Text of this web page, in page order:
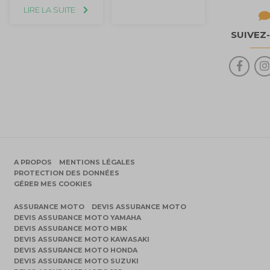
LIRE LA SUITE
A PROPOS
MENTIONS LÉGALES
PROTECTION DES DONNÉES
GÉRER MES COOKIES
ASSURANCE MOTO
DEVIS ASSURANCE MOTO
DEVIS ASSURANCE MOTO YAMAHA
DEVIS ASSURANCE MOTO MBK
DEVIS ASSURANCE MOTO KAWASAKI
DEVIS ASSURANCE MOTO HONDA
DEVIS ASSURANCE MOTO SUZUKI